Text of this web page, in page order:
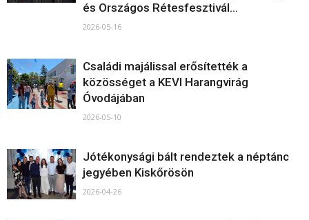
és Országos Rétesfesztivál...
2026-05-16
Családi majálissal erősítették a
közösséget a KEVI Harangvirág
Óvodájában
2026-05-10
Jótékonysági bált rendeztek a néptánc
jegyében Kiskőrösön
2026-04-26